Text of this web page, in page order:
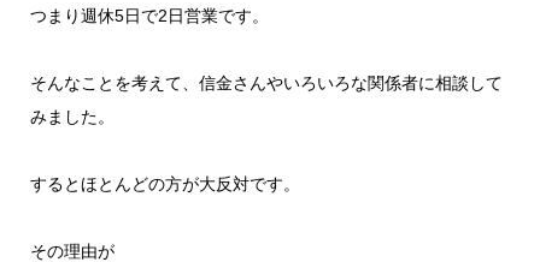
つまり週休5日で2日営業です。
そんなことを考えて、信金さんやいろいろな関係者に相談して
みました。
するとほとんどの方が大反対です。
その理由が